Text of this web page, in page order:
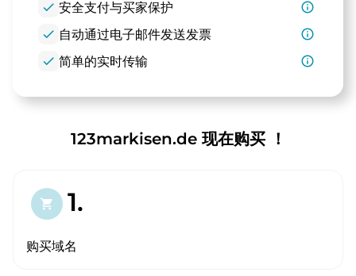
check 安全支付与买家保护
info_outline
check 自动通过电子邮件发送发票
info_outline
check 简单的实时传输 info_outline
123markisen.de 现在购买 ！
shopping_cart 1.
购买域名